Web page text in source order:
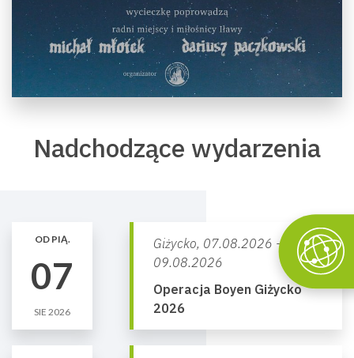
Nadchodzące wydarzenia
OD PIĄ.
07
SIE 2026
Giżycko, 07.08.2026 -
09.08.2026
Operacja Boyen Giżycko
2026